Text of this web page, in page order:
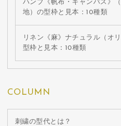
ハンプ《帆布・キャンバス》
地）の型枠と見本：10種類
リネン《麻》ナチュラル（オ
型枠と見本：10種類
COLUMN
刺繍の型代とは？